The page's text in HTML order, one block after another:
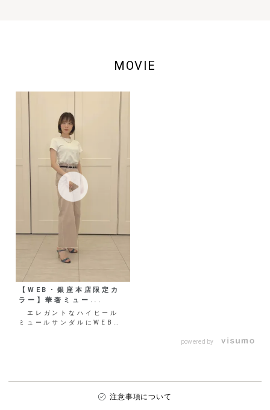
MOVIE
【WEB・銀座本店限定カ
ラー】華奢ミュー...
エレガントなハイヒール
ミュールサンダルにWEB・
powered by
注意事項について